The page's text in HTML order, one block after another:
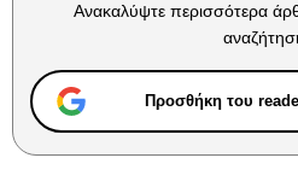
Ανακαλύψτε περισσότερα
Προσθήκη του